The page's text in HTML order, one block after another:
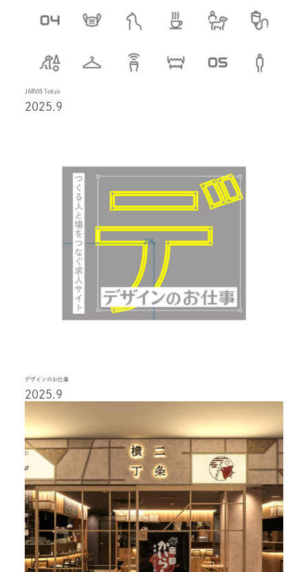
JARVIS Tokyo
2025.9
デザインのお仕事
2025.9